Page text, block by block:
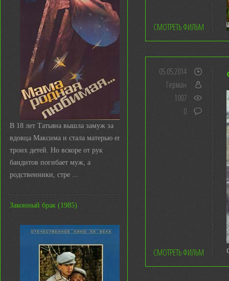
В 18 лет Татьяна вышла замуж за
вдовца Максима и стала матерью его
троих детей. Но вскоре от рук
бандитов погибает муж, а
родственники, стре ...
Законный брак (1985)
СМОТРЕТЬ ФИЛЬМ
05.05.2014
Герман
1007
0
СМОТРЕТЬ ФИЛЬМ